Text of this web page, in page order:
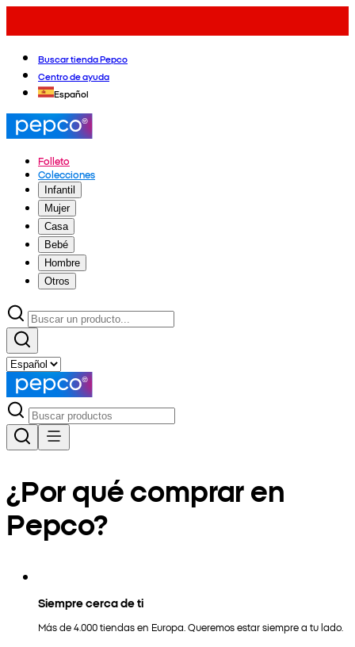
Buscar tienda Pepco
Centro de ayuda
Español
Folleto
Colecciones
Infantil
Mujer
Casa
Bebé
Hombre
Otros
¿Por qué comprar en
Pepco?
Siempre cerca de ti
Más de 4.000 tiendas en Europa. Queremos estar siempre a tu lado.